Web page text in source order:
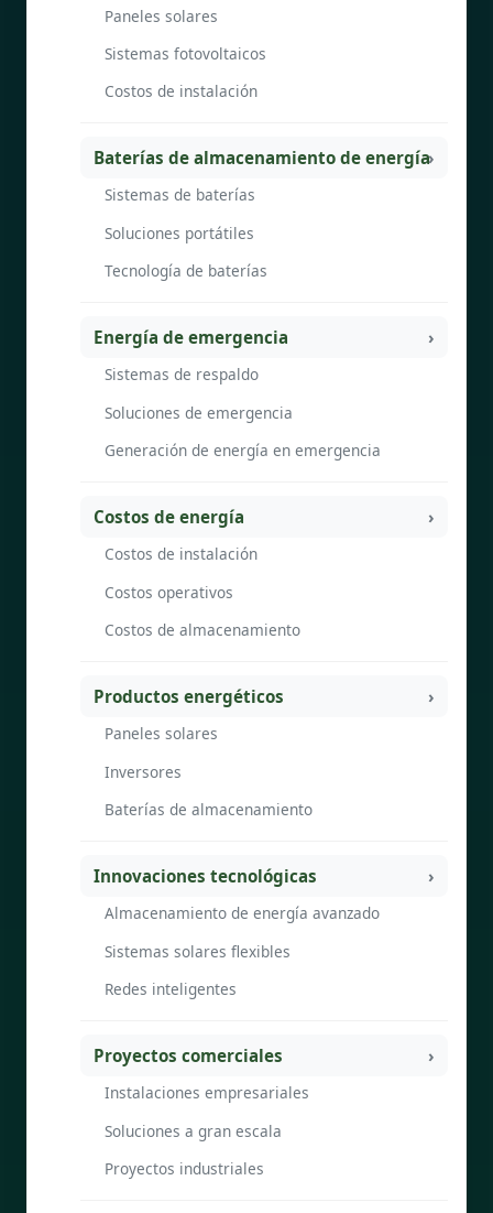
Paneles solares
Sistemas fotovoltaicos
Costos de instalación
Baterías de almacenamiento de energía
Sistemas de baterías
Soluciones portátiles
Tecnología de baterías
Energía de emergencia
Sistemas de respaldo
Soluciones de emergencia
Generación de energía en emergencia
Costos de energía
Costos de instalación
Costos operativos
Costos de almacenamiento
Productos energéticos
Paneles solares
Inversores
Baterías de almacenamiento
Innovaciones tecnológicas
Almacenamiento de energía avanzado
Sistemas solares flexibles
Redes inteligentes
Proyectos comerciales
Instalaciones empresariales
Soluciones a gran escala
Proyectos industriales